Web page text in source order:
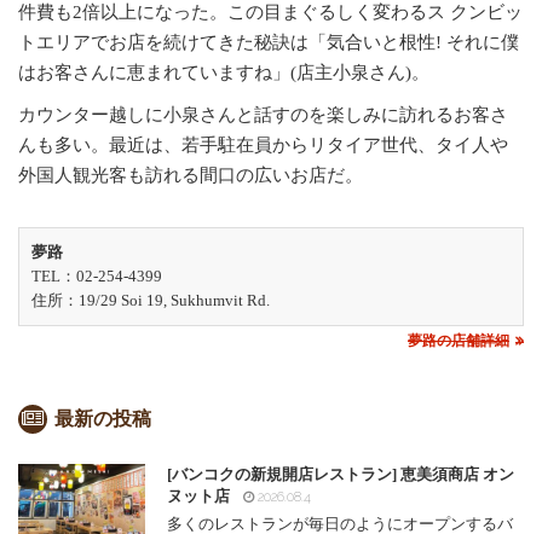
件費も2倍以上になった。この目まぐるしく変わるス クンビッ
トエリアでお店を続けてきた秘訣は「気合いと根性! それに僕
はお客さんに恵まれていますね」(店主小泉さん)。
カウンター越しに小泉さんと話すのを楽しみに訪れるお客さ
んも多い。最近は、若手駐在員からリタイア世代、タイ人や
外国人観光客も訪れる間口の広いお店だ。
夢路
TEL：02-254-4399
住所：19/29 Soi 19, Sukhumvit Rd.
夢路の店舗詳細
最新の投稿
[バンコクの新規開店レストラン] 恵美須商店 オン
ヌット店
2026.08.4
多くのレストランが毎日のようにオープンするバ